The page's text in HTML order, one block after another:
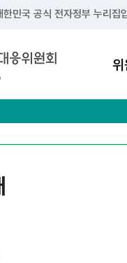
민국 공식 전자정부 누리집